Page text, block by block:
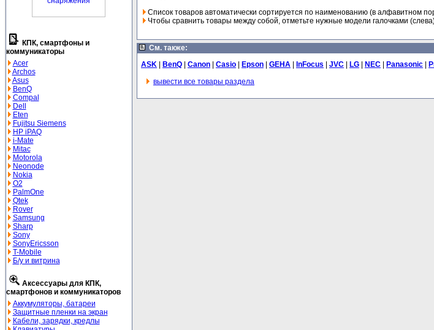
КПК, смартфоны и
коммуникаторы
Acer
Archos
Asus
BenQ
Compal
Dell
Eten
Fujitsu Siemens
HP iPAQ
i-Mate
Mitac
Motorola
Neonode
Nokia
O2
PalmOne
Qtek
Rover
Samsung
Sharp
Sony
SonyEricsson
T-Mobile
Б/у и витрина
Аксессуары для КПК,
смартфонов и коммуникаторов
Аккумуляторы, батареи
Защитные пленки на экран
Кабели, зарядки, кредлы
Список товаров автоматически сортируется по наименованию (в алфавитном
Чтобы сравнить товары между собой, отметьте нужные модели галочками
См. также:
ASK
BenQ Canon Casio Epson GEHA InFocus JVC LG NEC Panasonic
вывести все товары раздела